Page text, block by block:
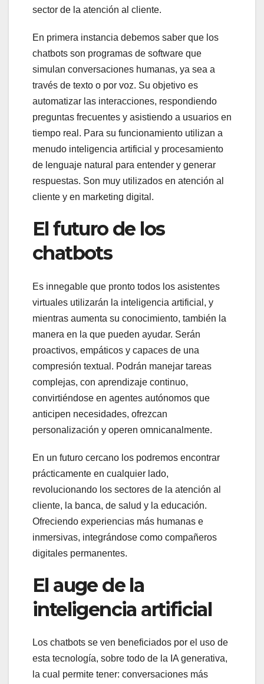
sector de la atención al cliente.
En primera instancia debemos saber que los
chatbots son programas de software que
simulan conversaciones humanas, ya sea a
través de texto o por voz. Su objetivo es
automatizar las interacciones, respondiendo
preguntas frecuentes y asistiendo a usuarios en
tiempo real. Para su funcionamiento utilizan a
menudo inteligencia artificial y procesamiento
de lenguaje natural para entender y generar
respuestas. Son muy utilizados en atención al
cliente y en marketing digital.
El futuro de los
chatbots
Es innegable que pronto todos los asistentes
virtuales utilizarán la inteligencia artificial, y
mientras aumenta su conocimiento, también la
manera en la que pueden ayudar. Serán
proactivos, empáticos y capaces de una
compresión textual. Podrán manejar tareas
complejas, con aprendizaje continuo,
convirtiéndose en agentes autónomos que
anticipen necesidades, ofrezcan
personalización y operen omnicanalmente.
En un futuro cercano los podremos encontrar
prácticamente en cualquier lado,
revolucionando los sectores de la atención al
cliente, la banca, de salud y la educación.
Ofreciendo experiencias más humanas e
inmersivas, integrándose como compañeros
digitales permanentes.
El auge de la
inteligencia artificial
Los chatbots se ven beneficiados por el uso de
esta tecnología, sobre todo de la IA generativa,
la cual permite tener: conversaciones más